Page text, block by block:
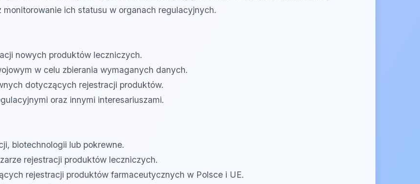
ich statusu w organach regulacyjnych.
nowych produktów leczniczych.
w celu zbierania wymaganych danych.
dotyczących rejestracji produktów.
oraz innymi interesariuszami.
biotechnologii lub pokrewne.
rejestracji produktów leczniczych.
rejestracji produktów farmaceutycznych w Polsce i UE.